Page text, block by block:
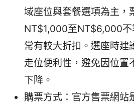
域座位與套餐選項為主，
NT$1,000至NT$6,000不
常有較大折扣。選座時建
走位便利性，避免因位置
下降。
購票方式：官方售票網站